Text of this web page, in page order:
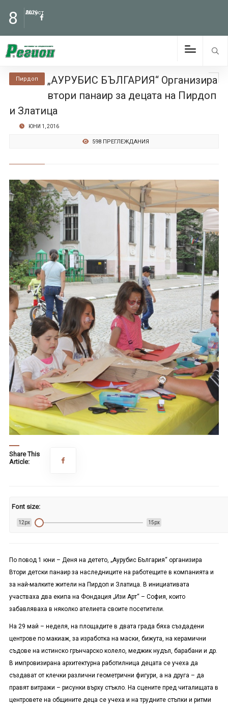
8 Август
2026
Пирдоп
„АУРУБИС БЪЛГАРИЯ“ Организира
втори панаир за децата на Пирдоп
и Златица
ЮНИ 1, 2016
598 ПРЕГЛЕЖДАНИЯ
Share This
Article:
Font size:
12px 15px
По повод 1 юни – Деня на детето, „Аурубис България“ организира
Втори детски панаир за наследниците на работещите в компанията и
за най-малките жители на Пирдоп и Златица. В инициативата
участваха два екипа на Фондация „Изи Арт“ – София, които
забавляваха в няколко ателиета своите посетители.
На 29 май – неделя, на площадите в двата града бяха създадени
центрове по макиаж, за изработка на маски, бижута, на керамични
съдове на истинско грънчарско колело, меджик нудъл, барабани и др.
В импровизирана архитектурна работилница децата се учеха да
създават от клечки различни геометрични фигури, а на друга – да
правят витражи – рисунки върху стъкло. На сцените пред читалищата в
центровете на общините деца се учеха и на трудните стъпки и ритми